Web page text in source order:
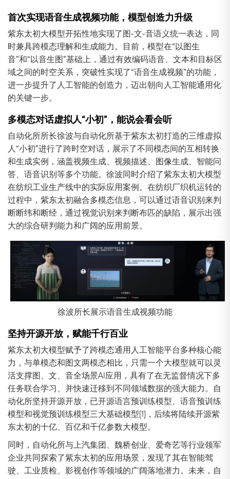
首次实现语音生成视频功能，模型创造力升级
紫东太初大模型开拓性地实现了图-文-音语义统一表达，同
时兼具跨模态理解和生成能力。目前，模型在“以图生
音”和“以音生图”基础上，通过有效编码语音、文本和目标区
域之间的时空关系，突破性实现了“语音生成视频”的功能，
进一步提升了人工智能的创造力，迈出朝向人工智能通用化
的关键一步。
多模态对话虚拟人“小初”，能说会看会听
自动化所所长徐波与自动化所基于紫东太初打造的三维虚拟
人“小初”进行了跨时空对话，展示了不同模态间的互相转换
和生成实例，涵盖视频生成、视频描述、图像生成、智能问
答、语音识别等多个功能。徐波同时介绍了紫东太初大模型
在纺织工业生产线中的实际应用案例。在纺织厂织机运转的
过程中，紫东太初融合多模态信息，可以通过语音识别来判
断断纬和断经，通过视觉识别来判断布匹的缺陷，展示出强
大的综合研判能力和广阔的应用前景。
徐波所长展示语音生成视频功能
坚持开源开放，赋能千行百业
紫东太初大模型赋予了跨模态通用人工智能平台多种核心能
力，与单模态和图文两模态相比，只需一个大模型就可以灵
活支撑图、文、音全场景AI应用，具有了在无监督情况下多
任务联合学习、并快速迁移到不同领域数据的强大能力。自
动化所坚持开源开放，已开源语言预训练模型、语音预训练
模型和视觉预训练模型三大基础模型[1]，后续将陆续开源紫
东太初的十亿、百亿和千亿参数大模型。
同时，自动化所与上汽集团、魏桥创业、爱奇艺等行业领军
企业共同探索了紫东太初的应用场景，发现了其在智能驾
驶、工业质检、影视创作等领域的广阔落地潜力。未来，自